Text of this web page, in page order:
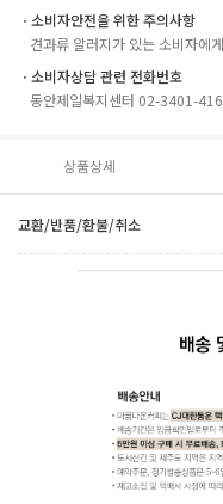
ㆍ소비자안전을 위한 주의사항
견과류 알러지가 있는 소비자에
ㆍ소비자상담 관련 전화번호
동안제일복지센터 02-3401-
상품상세
교환/반품/환불/취소